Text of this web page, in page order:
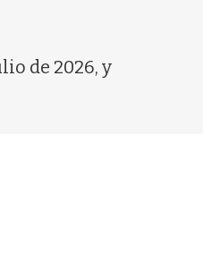
de 2026, y